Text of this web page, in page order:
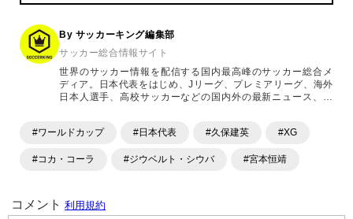
By サッカーキング編集部
サッカー総合情報サイト
世界のサッカー情報を配信する国内最高峰のサッカー総合メ
ディア。日本代表をはじめ、Jリーグ、プレミアリーグ、海外
日本人選手、高校サッカーなどの国内外の最新ニュース、コ
ます。「X」「Instagram」「YouTube」「TikTok」など、
#ワールドカップ #日本代表 #久保建英 #XG
#コカ・コーラ #ジウベルト・シウバ #宮本恒靖